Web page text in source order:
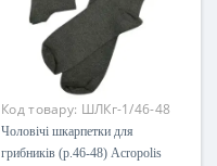
Код товару: ШЛКг-1/46-48
Чоловічі шкарпетки для
грибників (р.46-48) Acropolis